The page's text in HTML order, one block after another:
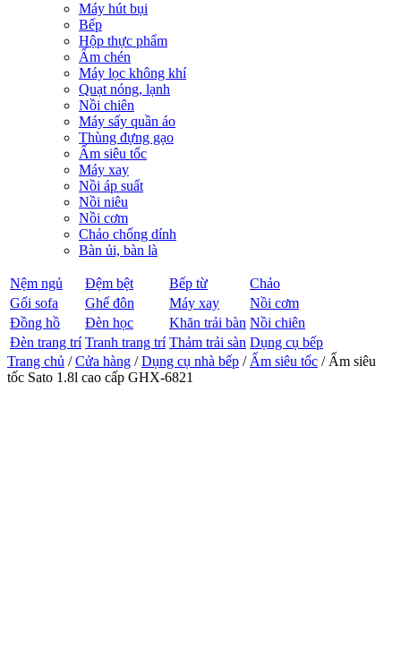
Máy hút bụi
Bếp
Hộp thực phẩm
Ấm chén
Máy lọc không khí
Quạt nóng, lạnh
Nồi chiên
Máy sấy quần áo
Thùng đựng gạo
Ấm siêu tốc
Máy xay
Nồi áp suất
Nồi niêu
Nồi cơm
Chảo chống dính
Bàn ủi, bàn là
Nệm ngủ Đệm bệt Bếp từ
Chảo
Gối sofa
Ghế đôn Máy xay
Nồi cơm
Đồng hồ
Đèn học Khăn trải bàn Nồi chiên
Đèn trang trí Tranh trang trí Thảm trải sàn Dụng cụ bếp
Trang chủ /Cửa hàng /Dụng cụ nhà bếp / Ấm siêu tốc / Ấm siêu
tốc Sato 1.8l cao cấp GHX-6821